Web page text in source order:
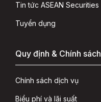
Tin tức ASEAN Securities
Tuyển dụng
Quy định & Chính sách
Chính sách dịch vụ
Biểu phí và lãi suất